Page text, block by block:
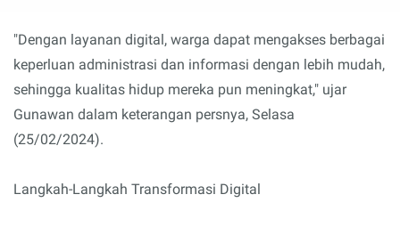
"Dengan layanan digital, warga dapat mengakses berbagai
keperluan administrasi dan informasi dengan lebih mudah,
sehingga kualitas hidup mereka pun meningkat," ujar
Gunawan dalam keterangan persnya, Selasa
(25/02/2024).
Langkah-Langkah Transformasi Digital